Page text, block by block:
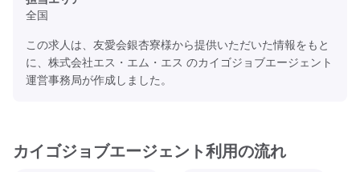
全国
この求人は、友愛会銀杏寮様から提供いただいた情報をもと
に、株式会社エス・エム・エス のカイゴジョブエージェント
運営事務局が作成しました。
カイゴジョブエージェント利用の流れ